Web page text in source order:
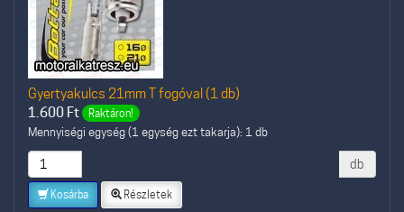
Gyertyakulcs 21mm T fogóval (1 db)
1.600 Ft Raktáron!
Mennyiségi egység (1 egység ezt takarja): 1 db
db
Kosárba Részletek